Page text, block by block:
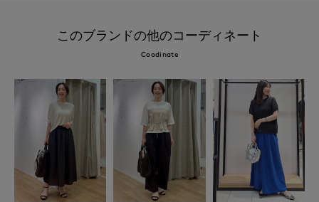
このブランドの他のコーディネート
Coodinate